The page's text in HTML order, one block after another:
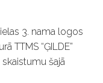
3. nama logos
TTMS “ĢILDE”
šajā